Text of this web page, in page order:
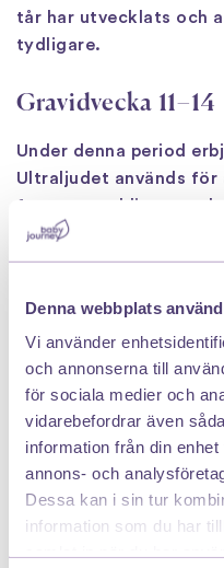
Denna webbplats
Vi använder
och annonserna till
för sociala medier och
vidarebefordrar även
information från din
annons- och
Dessa kan i sin tur
information som du har
tår har utvecklats och
tydligare.
Gravidvecka 11–14
Under denna period
Ultraljudet används för
fosterutvecklingen och
blodprov för att
kromosomavvikelser.
Träning som
– vad gäller?
Många undrar över
och om det är säkert
För de flesta med en
Fysisk aktivitet under